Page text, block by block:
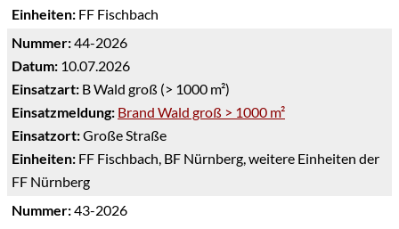
Einheiten: FF Fischbach
Nummer:44-2026
Datum: 10.07.2026
Einsatzart: B Wald groß (> 1000 m²)
Einsatzmeldung: Brand Wald groß > 1000 m²
Einsatzort:Große Straße
Einheiten: FF Fischbach, BF Nürnberg, weitere Einheiten der
FF Nürnberg
Nummer:43-2026